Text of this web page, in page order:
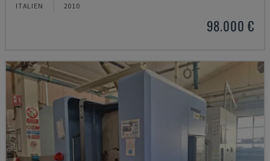
ITALIEN 2010
98.000 €